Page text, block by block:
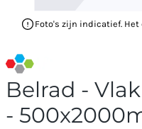
Foto's zijn indicatief.
Belrad -
-